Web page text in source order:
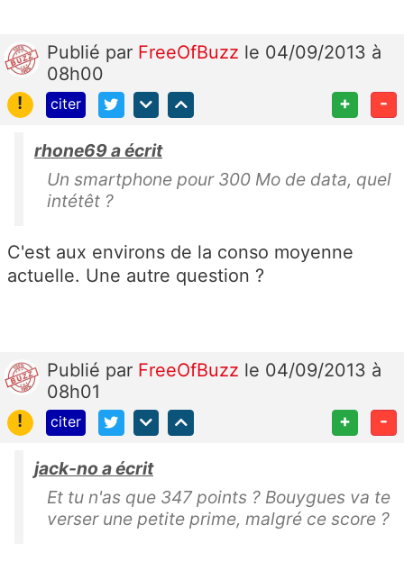
Publié par FreeOfBuzz le 04/09/2013 à
08h00
!
citer + -
rhone69 a écrit
Un smartphone pour 300 Mo de data, quel
intétêt ?
C'est aux environs de la conso moyenne
actuelle. Une autre question ?
Publié par FreeOfBuzz le 04/09/2013 à
08h01
!
citer + -
jack-no a écrit
Et tu n'as que 347 points ? Bouygues va te
verser une petite prime, malgré ce score ?